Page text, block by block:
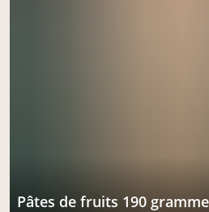
pâtes de fruits 190